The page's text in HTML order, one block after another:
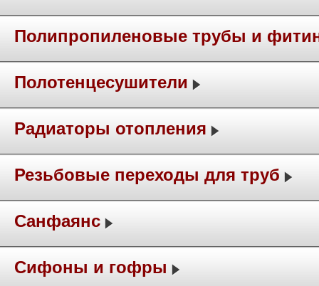
Полипропиленовые трубы и
Полотенцесушители
Радиаторы отопления
Резьбовые переходы для труб
Санфаянс
Сифоны и гофры